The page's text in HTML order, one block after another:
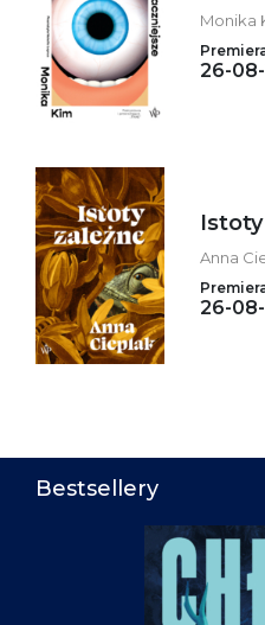
Monika
26-
Anna
26-
Bestsellery